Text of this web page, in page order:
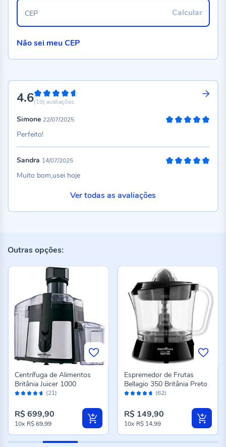
4.692%
(19) avaliações
Simone 22/07/2025
Perfeito!
Sandra 14/07/2025
Muito bom,usei hoje
Ver todas as avaliações
Calcular
CEP
Não sei meu CEP
Outras opções:
Avaliação: (21)
Centrífuga de Alimentos
Britânia Juicer 1000
R$ 699,90
10x R$ 69,99
Avaliação: (62)
Espremedor de Frutas
Bellagio 350 Britânia Preto
R$ 149,90
10x R$ 14,99